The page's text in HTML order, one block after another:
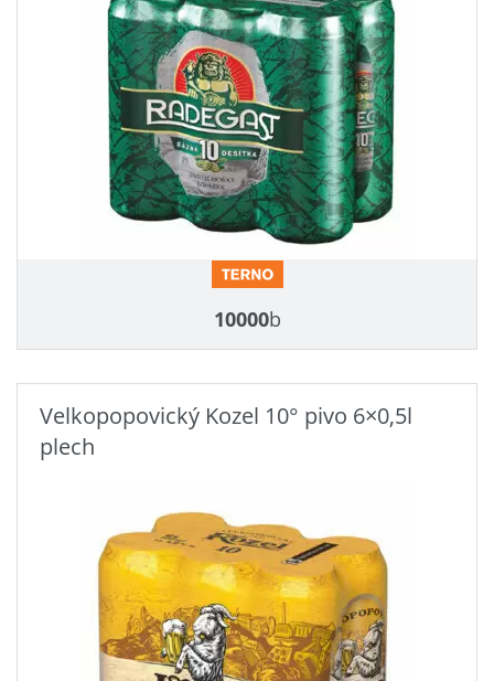
10000b
Velkopopovický Kozel 10° pivo 6×0,5l
plech